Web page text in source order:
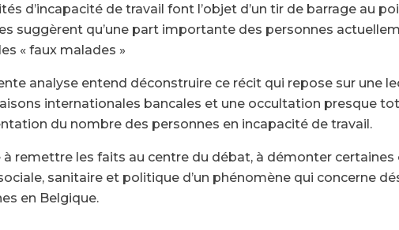
d’incapacité de travail font l’objet d’un tir de barrage au
suggèrent qu’une part importante des personnes
« faux malades »
analyse entend déconstruire ce récit qui repose sur une
internationales bancales et une occultation presque
du nombre des personnes en incapacité de travail.
à remettre les faits au centre du débat, à démonter
sanitaire et politique d’un phénomène qui concerne
en Belgique.